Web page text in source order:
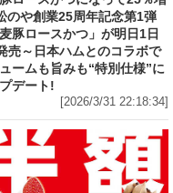
のや創業25周年記念第1弾
麦豚ロースかつ」が明日1日
売～日本ハムとのコラボで
ームも旨みも“特別仕様”に
デート!
[2026/3/31 22:18:34]